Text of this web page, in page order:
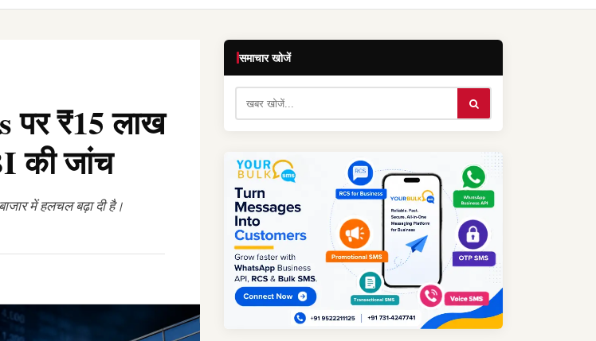
पर ₹15 लाख
की जांच
में हलचल बढ़ा दी है।
समाचार खोजें